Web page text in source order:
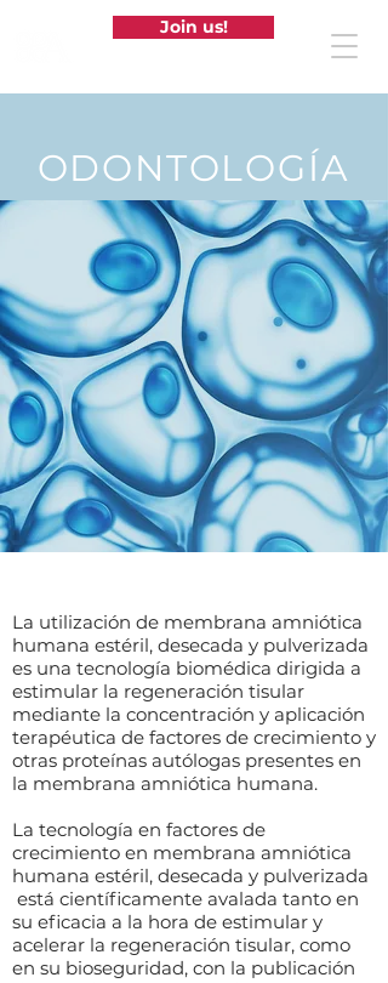
Join us!
ODONTOLOGÍA
La utilización de membrana amniótica
humana estéril, desecada y pulverizada
es una tecnología biomédica dirigida a
estimular la regeneración tisular
mediante la concentración y aplicación
terapéutica de factores de crecimiento y
otras proteínas autólogas presentes en
la membrana amniótica humana.
La tecnología en factores de
crecimiento en membrana amniótica
humana estéril, desecada y pulverizada
está científicamente avalada tanto en
su eficacia a la hora de estimular y
acelerar la regeneración tisular, como
en su bioseguridad, con la publicación